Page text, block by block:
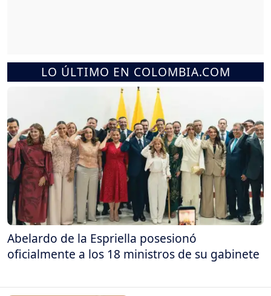
LO ÚLTIMO EN COLOMBIA.COM
Abelardo de la Espriella posesionó
oficialmente a los 18 ministros de su gabinete